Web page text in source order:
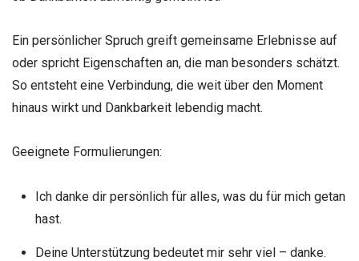
Ein persönlicher Spruch greift gemeinsame Erlebnisse auf
oder spricht Eigenschaften an, die man besonders schätzt.
So entsteht eine Verbindung, die weit über den Moment
hinaus wirkt und Dankbarkeit lebendig macht.
Geeignete Formulierungen:
Ich danke dir persönlich für alles, was du für mich getan
hast.
Deine Unterstützung bedeutet mir sehr viel – danke.